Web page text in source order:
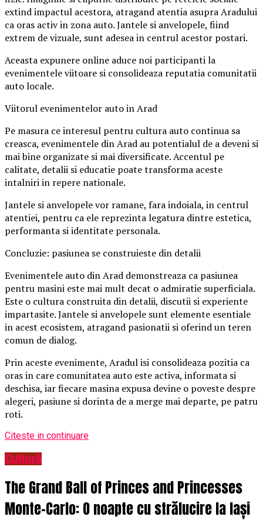
extind impactul acestora, atragand atentia asupra Aradului
ca oras activ in zona auto. Jantele si anvelopele, fiind
extrem de vizuale, sunt adesea in centrul acestor postari.
Aceasta expunere online aduce noi participanti la
evenimentele viitoare si consolideaza reputatia comunitatii
auto locale.
Viitorul evenimentelor auto in Arad
Pe masura ce interesul pentru cultura auto continua sa
creasca, evenimentele din Arad au potentialul de a deveni si
mai bine organizate si mai diversificate. Accentul pe
calitate, detalii si educatie poate transforma aceste
intalniri in repere nationale.
Jantele si anvelopele vor ramane, fara indoiala, in centrul
atentiei, pentru ca ele reprezinta legatura dintre estetica,
performanta si identitate personala.
Concluzie: pasiunea se construieste din detalii
Evenimentele auto din Arad demonstreaza ca pasiunea
pentru masini este mai mult decat o admiratie superficiala.
Este o cultura construita din detalii, discutii si experiente
impartasite. Jantele si anvelopele sunt elemente esentiale
in acest ecosistem, atragand pasionatii si oferind un teren
comun de dialog.
Prin aceste evenimente, Aradul isi consolideaza pozitia ca
oras in care comunitatea auto este activa, informata si
deschisa, iar fiecare masina expusa devine o poveste despre
alegeri, pasiune si dorinta de a merge mai departe, pe patru
roti.
Citeste in continuare
Cultură
The Grand Ball of Princes and Princesses
Monte-Carlo: O noapte cu strălucire la Iași